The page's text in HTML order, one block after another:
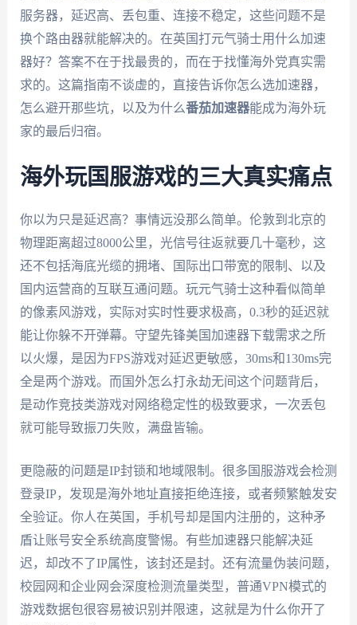
服务器，延迟高、丢包重、连接不稳定，这些问题不是
换个路由器就能解决的。在英国打元气骑士用什么加速
器好？答案不在于找最贵的，而在于找懂海外党真实需
求的。这篇指南不谈虚的，直接告诉你怎么选加速器，
怎么避开那些坑，以及为什么番茄加速器能成为海外玩
家的最后归宿。
海外玩国服游戏的三大真实痛点
你以为只是延迟高？事情远没那么简单。伦敦到北京的
物理距离超过8000公里，光信号往返就要几十毫秒，这
还不包括海底光缆的拥堵、国际出口带宽的限制、以及
国内运营商的互联互通问题。玩元气骑士这种看似简单
的像素风游戏，实际对实时性要求极高，0.3秒的延迟就
能让你躲不开弹幕。守望先锋美国加速器下载需求之所
以火爆，是因为FPS游戏对延迟更敏感，30ms和130ms完
全是两个游戏。而国外怎么打永劫无间这个问题背后，
是动作竞技类游戏对网络稳定性的极致要求，一次丢包
就可能导致振刀失败，满盘皆输。
更隐蔽的问题是IP封锁和地域限制。很多国服游戏会检测
登录IP，发现是海外地址直接拒绝连接，或者频繁触发安
全验证。你人在英国，手机号却是国内注册的，这种矛
盾让账号安全系统高度警惕。有些加速器只能解决延
迟，却改不了IP属性，该封还是封。还有流量伪装问题，
校园网和企业网会深度检测流量类型，普通VPN模式的
游戏数据包很容易被识别并限速，这就是为什么你开了